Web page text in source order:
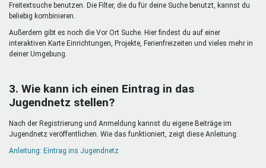
Freitextsuche benutzen. Die Filter, die du für deine Suche benutzt, kannst du
beliebig kombinieren.
Außerdem gibt es noch die Vor Ort Suche. Hier findest du auf einer
interaktiven Karte Einrichtungen, Projekte, Ferienfreizeiten und vieles mehr in
deiner Umgebung.
3. Wie kann ich einen Eintrag in das
Jugendnetz stellen?
Nach der Registrierung und Anmeldung kannst du eigene Beiträge im
Jugendnetz veröffentlichen. Wie das funktioniert, zeigt diese Anleitung:
Anleitung: Eintrag ins Jugendnetz